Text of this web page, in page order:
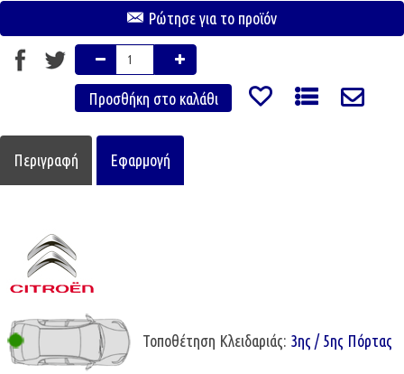
Ρώτησε για το προϊόν
Περιγραφή Εφαρμογή
Τοποθέτηση Κλειδαριάς: 3ης / 5ης Πόρτας